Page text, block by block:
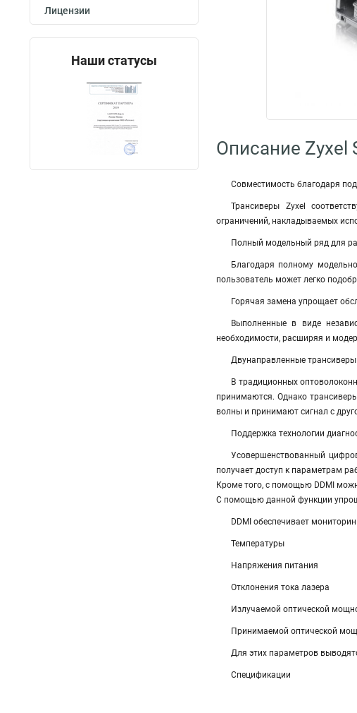
Лицензии
Наши статусы
Описание Zyxel
Совместимость благодаря
Трансиверы Zyxel
ограничений, накладываемых
Полный модельный ряд для
Благодаря полному
пользователь может легко
Горячая замена упрощает
Выполненные в виде
необходимости, расширяя и
Двунаправленные
В традиционных
принимаются. Однако
волны и принимают сигнал с
Поддержка технологии
Усовершенствованный
получает доступ к параметрам
Кроме того, с помощью DDMI
С помощью данной функции
DDMI обеспечивает
Температуры
Напряжения питания
Отклонения тока лазера
Излучаемой оптической
Принимаемой оптической
Для этих параметров
Спецификации